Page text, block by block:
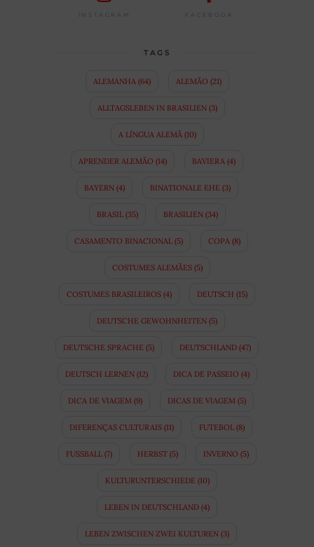
INSTAGRAM FACEBOOK
TAGS
ALEMANHA(64) ALEMÃO (21)
ALLTAGSLEBEN IN BRASILIEN(3)
A LÍNGUA ALEMÃ(10)
APRENDER ALEMÃO (14) BAVIERA (4)
BAYERN(4) BINATIONALE EHE(3)
BRASIL(35) BRASILIEN(34)
CASAMENTO BINACIONAL(5) COPA(8)
COSTUMES ALEMÃES(5)
COSTUMES BRASILEIROS (4) DEUTSCH (15)
DEUTSCHE GEWOHNHEITEN (5)
DEUTSCHE SPRACHE (5) DEUTSCHLAND (47)
DEUTSCH LERNEN(12) DICA DE PASSEIO (4)
DICA DE VIAGEM (9) DICAS DE VIAGEM (5)
DIFERENÇAS CULTURAIS (11) FUTEBOL (8)
FUSSBALL (7) HERBST(5) INVERNO (5)
KULTURUNTERSCHIEDE(10)
LEBEN IN DEUTSCHLAND (4)
LEBEN ZWISCHEN ZWEI KULTUREN (3)